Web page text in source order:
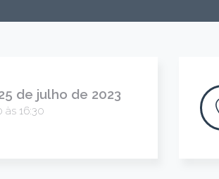
de julho de 2023
às 16:30